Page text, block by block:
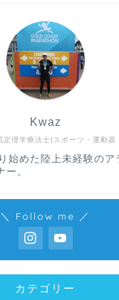
定理学療法士(スポーツ・運動器
Kwaz
始めた陸上未経験のア
ー。
＼ Follow me ／
カテゴリー